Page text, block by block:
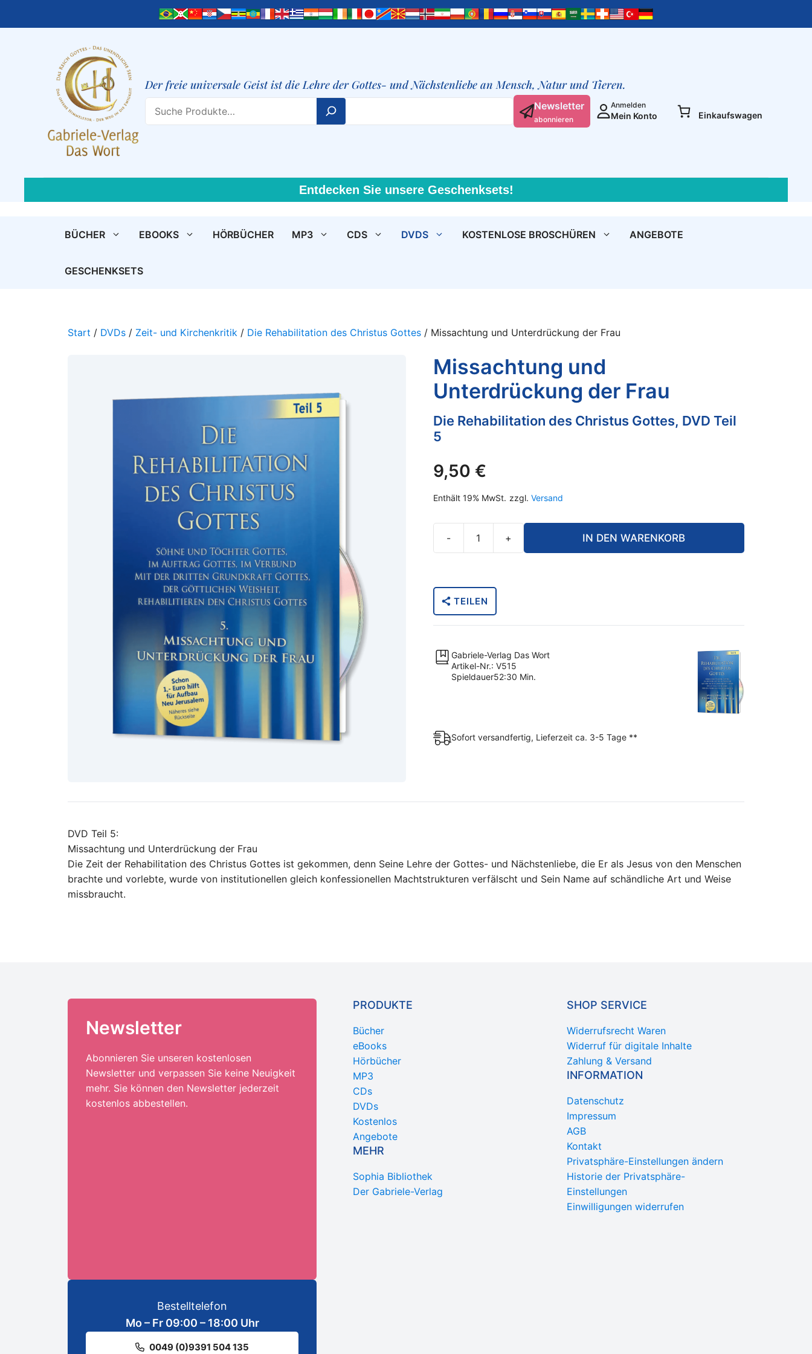
Der freie universale Geist ist die Lehre der Gottes- und Nächstenliebe an Mensch, Natur und Tieren.
Newsletter
abonnieren
Anmelden
Mein Konto Einkaufswagen
Entdecken Sie unsere Geschenksets!
BÜCHER EBOOKS HÖRBÜCHER MP3 CDS DVDS KOSTENLOSE BROSCHÜREN ANGEBOTE
GESCHENKSETS
Start / DVDs / Zeit- und Kirchenkritik / Die Rehabilitation des Christus Gottes / Missachtung und Unterdrückung der Frau
Missachtung und
Unterdrückung der Frau
Die Rehabilitation des Christus Gottes, DVD Teil
5
9,50 €
Enthält 19% MwSt. zzgl. Versand
-
Missachtung
der
Frau
+ IN DEN WARENKORB
TEILEN
Gabriele-Verlag Das Wort
Artikel-Nr.: V515
Spieldauer52:30 Min.
Sofort versandfertig, Lieferzeit ca. 3-5 Tage **
DVD Teil 5:
Missachtung und Unterdrückung der Frau
Die Zeit der Rehabilitation des Christus Gottes ist gekommen, denn Seine Lehre der Gottes- und Nächstenliebe, die Er als Jesus von den Menschen
brachte und vorlebte, wurde von institutionellen gleich konfessionellen Machtstrukturen verfälscht und Sein Name auf schändliche Art und Weise
missbraucht.
Newsletter
Abonnieren Sie unseren kostenlosen
Newsletter und verpassen Sie keine Neuigkeit
mehr. Sie können den Newsletter jederzeit
kostenlos abbestellen.
Bestelltelefon
Mo – Fr 09:00 – 18:00 Uhr
0049 (0)9391 504 135
PRODUKTE
Bücher
eBooks
Hörbücher
MP3
CDs
DVDs
Kostenlos
Angebote
MEHR
Sophia Bibliothek
Der Gabriele-Verlag
SHOP SERVICE
Widerrufsrecht Waren
Widerruf für digitale Inhalte
Zahlung & Versand
INFORMATION
Datenschutz
Impressum
AGB
Kontakt
Privatsphäre-Einstellungen ändern
Historie der Privatsphäre-
Einstellungen
Einwilligungen widerrufen
Unterdrückung
der